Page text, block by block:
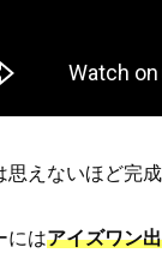
思えないほど完
にはアイズワン